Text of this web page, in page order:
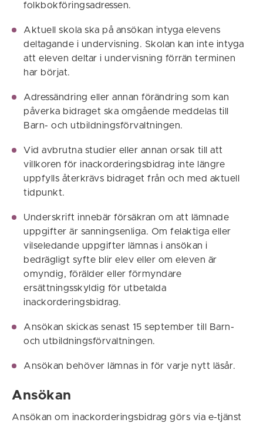
folkbokföringsadressen.
Aktuell skola ska på ansökan intyga elevens
deltagande i undervisning. Skolan kan inte intyga
att eleven deltar i undervisning förrän terminen
har börjat.
Adressändring eller annan förändring som kan
påverka bidraget ska omgående meddelas till
Barn- och utbildningsförvaltningen.
Vid avbrutna studier eller annan orsak till att
villkoren för inackorderingsbidrag inte längre
uppfylls återkrävs bidraget från och med aktuell
tidpunkt.
Underskrift innebär försäkran om att lämnade
uppgifter är sanningsenliga. Om felaktiga eller
vilseledande uppgifter lämnas i ansökan i
bedrägligt syfte blir elev eller om eleven är
omyndig, förälder eller förmyndare
ersättningsskyldig för utbetalda
inackorderingsbidrag.
Ansökan skickas senast 15 september till Barn-
och utbildningsförvaltningen.
Ansökan behöver lämnas in för varje nytt läsår.
Ansökan
Ansökan om inackorderingsbidrag görs via e-tjänst